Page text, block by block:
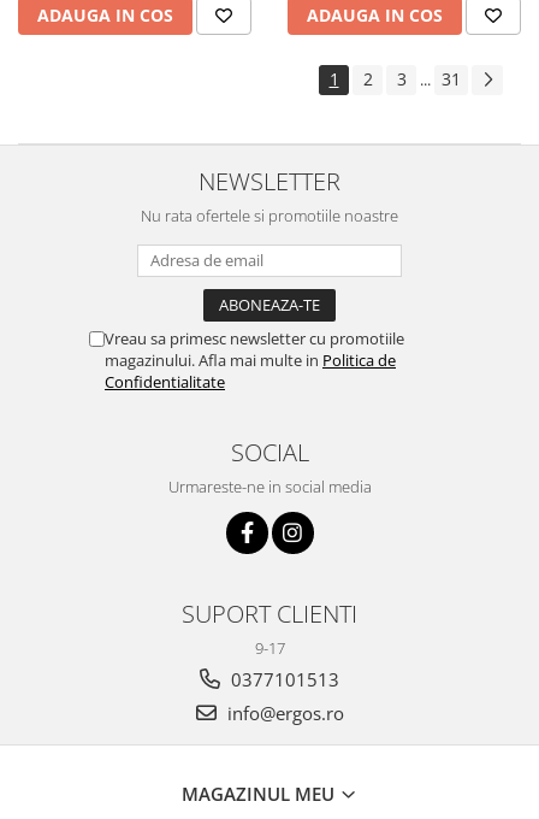
ADAUGA IN COS ADAUGA IN COS
1 2 3 ... 31
NEWSLETTER
Nu rata ofertele si promotiile noastre
Vreau sa primesc newsletter cu promotiile
magazinului. Afla mai multe in Politica de
Confidentialitate
SOCIAL
Urmareste-ne in social media
SUPORT CLIENTI
9-17
0377101513
info@ergos.ro
MAGAZINUL MEU